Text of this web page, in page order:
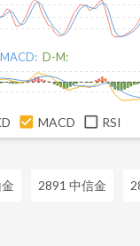
MACD: D-M:
MACD RSI
2891 中信金